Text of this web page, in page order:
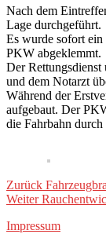
Nach dem
Lage durchgeführt.
Es wurde sofort
PKW abgeklemmt.
Der Rettungsdienst
und dem Notarzt
Während der
aufgebaut. Der
die Fahrbahn
Vorheriger
Beitrag
Zurück
Nächster
Weiter
Impressum